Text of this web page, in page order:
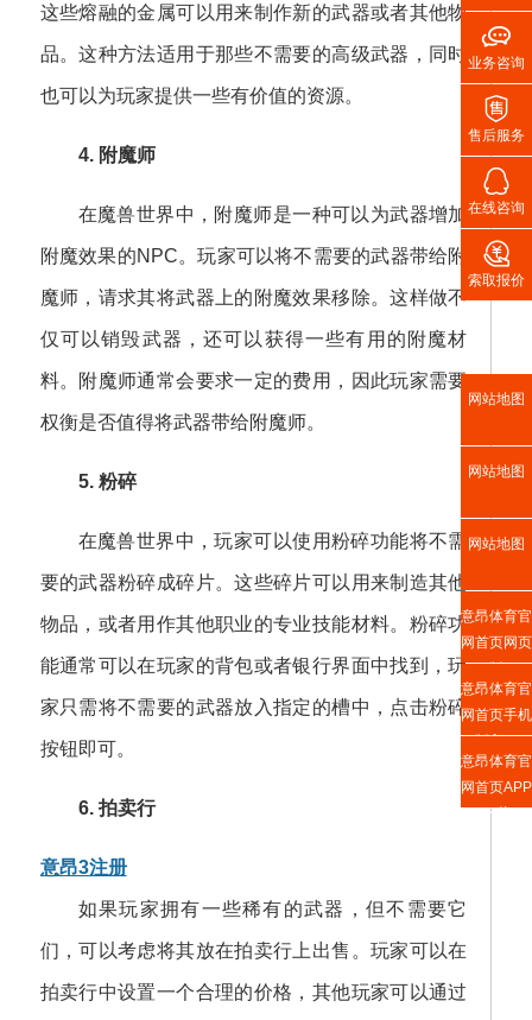
这些熔融的金属可以用来制作新的武器或者其他物
品。这种方法适用于那些不需要的高级武器，同时
也可以为玩家提供一些有价值的资源。
4. 附魔师
在魔兽世界中，附魔师是一种可以为武器增加
附魔效果的NPC。玩家可以将不需要的武器带给附
魔师，请求其将武器上的附魔效果移除。这样做不
仅可以销毁武器，还可以获得一些有用的附魔材
料。附魔师通常会要求一定的费用，因此玩家需要
权衡是否值得将武器带给附魔师。
5. 粉碎
在魔兽世界中，玩家可以使用粉碎功能将不需
要的武器粉碎成碎片。这些碎片可以用来制造其他
物品，或者用作其他职业的专业技能材料。粉碎功
能通常可以在玩家的背包或者银行界面中找到，玩
家只需将不需要的武器放入指定的槽中，点击粉碎
按钮即可。
6. 拍卖行
意昂3注册
如果玩家拥有一些稀有的武器，但不需要它
们，可以考虑将其放在拍卖行上出售。玩家可以在
拍卖行中设置一个合理的价格，其他玩家可以通过

业务咨询

售后服务

在线咨询

索取报价
网站地图
网站地图
网站地图
意昂体育官
网首页网页
版
意昂体育官
网首页手机
版入口
意昂体育官
网首页APP
下载